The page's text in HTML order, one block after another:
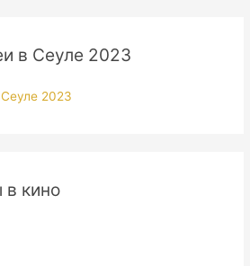
в Сеуле 2023
в кино